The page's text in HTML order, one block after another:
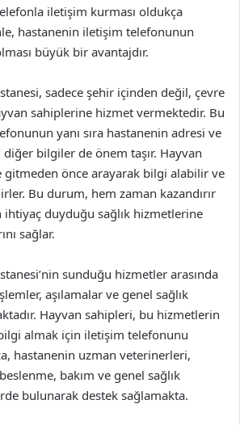
iletişim kurması oldukça
hastanenin iletişim telefonunun
büyük bir avantajdır.
sadece şehir içinden değil, çevre
sahiplerine hizmet vermektedir. Bu
yanı sıra hastanenin adresi ve
bilgiler de önem taşır. Hayvan
gitmeden önce arayarak bilgi alabilir ve
Bu durum, hem zaman kazandırır
ihtiyaç duyduğu sağlık hizmetlerine
sağlar.
sunduğu hizmetler arasında
aşılamalar ve genel sağlık
Hayvan sahipleri, bu hizmetlerin
almak için iletişim telefonunu
hastanenin uzman veterinerleri,
bakım ve genel sağlık
bulunarak destek sağlamakta.